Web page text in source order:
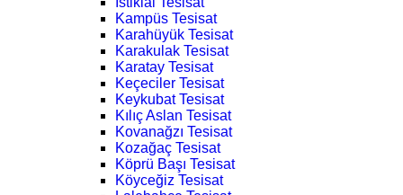
Kampüs Tesisat
Karahüyük Tesisat
Karakulak Tesisat
Karatay Tesisat
Keçeciler Tesisat
Keykubat Tesisat
Kılıç Aslan Tesisat
Kovanağzı Tesisat
Kozağaç Tesisat
Köprü Başı Tesisat
Köyceğiz Tesisat